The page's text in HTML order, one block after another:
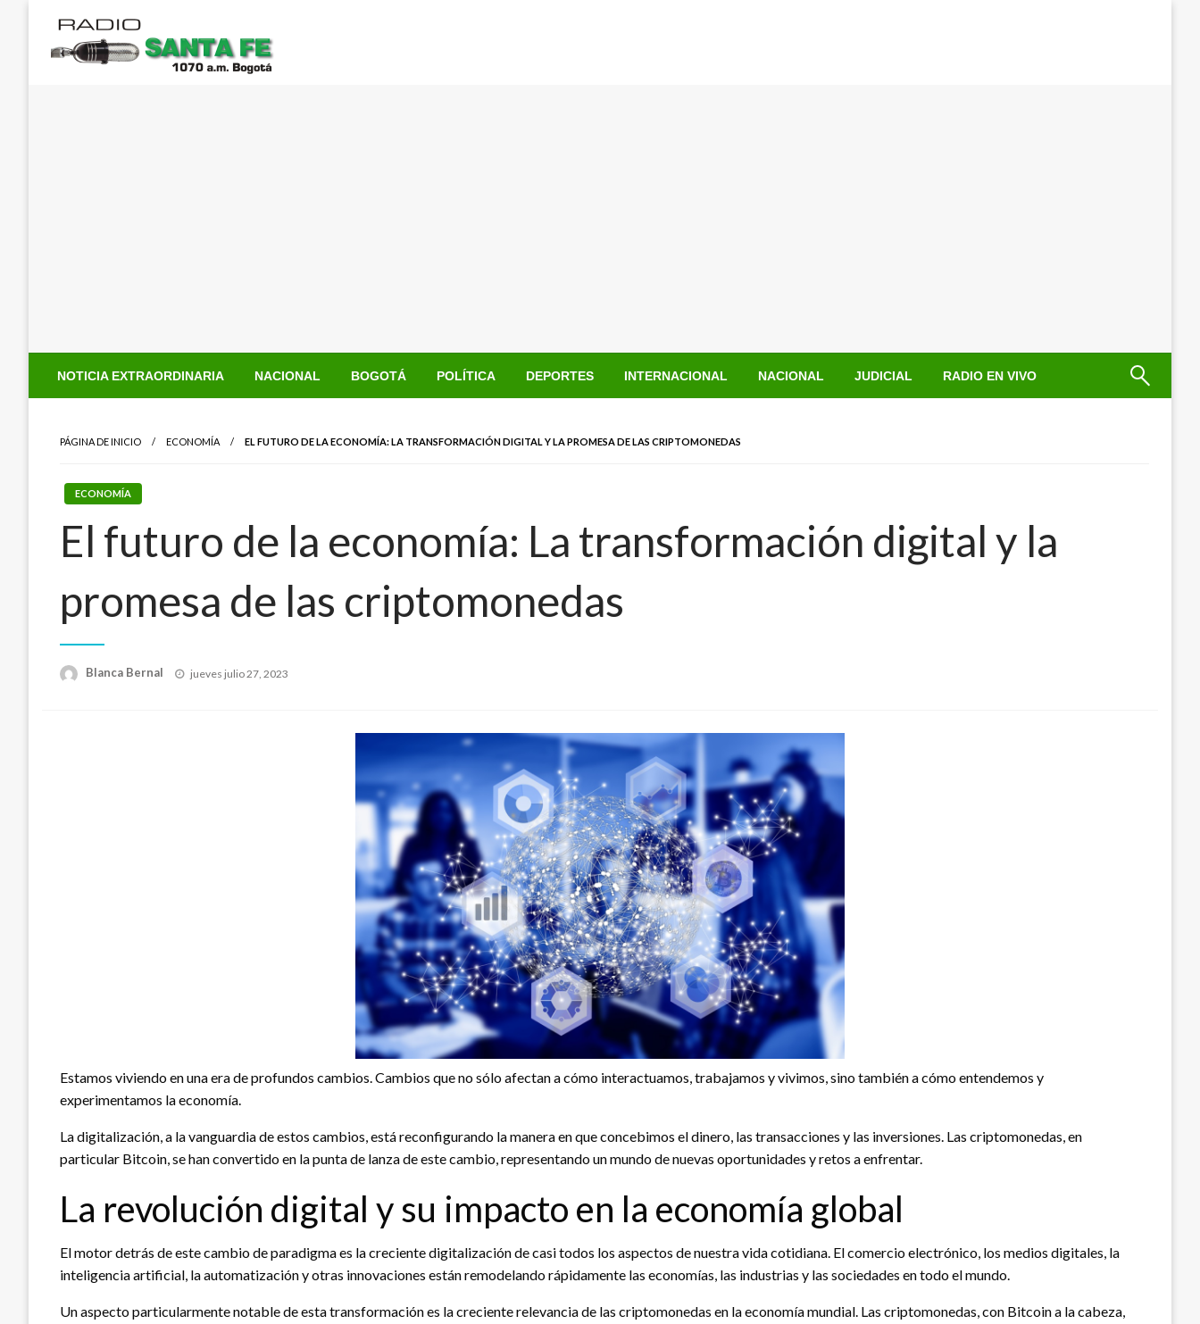
contenido
NOTICIA EXTRAORDINARIA NACIONAL BOGOTÁ POLÍTICA DEPORTES INTERNACIONAL NACIONAL JUDICIAL RADIO EN VIVO
PÁGINA DE INICIO ECONOMÍA EL FUTURO DE LA ECONOMÍA: LA TRANSFORMACIÓN DIGITAL Y LA PROMESA DE LAS CRIPTOMONEDAS
ECONOMÍA
El futuro de la economía: La transformación digital y la
promesa de las criptomonedas
Blanca Bernal
Publicado
jueves julio 27, 2023
Estamos viviendo en una era de profundos cambios. Cambios que no sólo afectan a cómo interactuamos, trabajamos y vivimos, sino también a cómo entendemos y
experimentamos la economía.
La digitalización, a la vanguardia de estos cambios, está reconfigurando la manera en que concebimos el dinero, las transacciones y las inversiones. Las criptomonedas, en
particular Bitcoin, se han convertido en la punta de lanza de este cambio, representando un mundo de nuevas oportunidades y retos a enfrentar.
La revolución digital y su impacto en la economía global
El motor detrás de este cambio de paradigma es la creciente digitalización de casi todos los aspectos de nuestra vida cotidiana. El comercio electrónico, los medios digitales, la
inteligencia artificial, la automatización y otras innovaciones están remodelando rápidamente las economías, las industrias y las sociedades en todo el mundo.
Un aspecto particularmente notable de esta transformación es la creciente relevancia de las criptomonedas en la economía mundial. Las criptomonedas, con Bitcoin a la cabeza,